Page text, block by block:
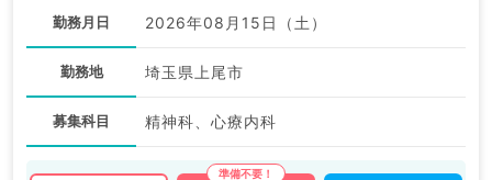
勤務月日 2026年08月15日（土）
勤務地 埼玉県上尾市
募集科目 精神科、心療内科